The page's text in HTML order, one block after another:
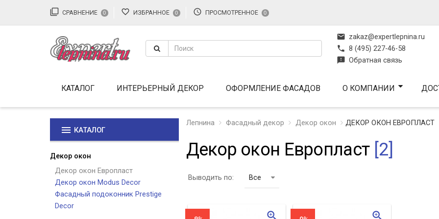
filter_none СРАВНЕНИЕ 0 favorite_border ИЗБРАННОЕ 0 access_time ПРОСМОТРЕННОЕ 0
mail zakaz@expertlepnina.ru
phone 8 (495) 227-46-58
feedback Обратная связь
КАТАЛОГ ИНТЕРЬЕРНЫЙ ДЕКОР ОФОРМЛЕНИЕ ФАСАДОВ О КОМПАНИИ
menu КАТАЛОГ
Декор окон
Декор окон Европласт
Декор окон Modus Decor
Фасадный подоконник Prestige
Decor
Лепнина Фасадный декор Декор окон ДЕКОР ОКОН ЕВРОПЛАСТ
Декор окон Европласт[2]
Выводить по: Все
zoom_in zoom_in